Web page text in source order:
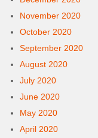
November 2020
October 2020
September 2020
August 2020
July 2020
June 2020
May 2020
April 2020